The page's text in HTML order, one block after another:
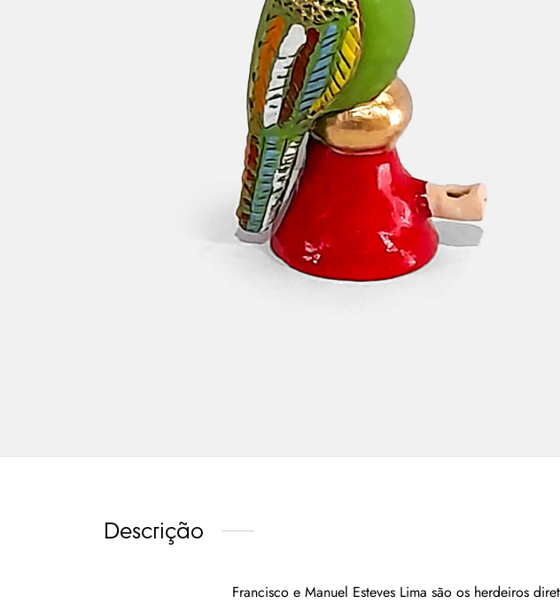
Descrição
Francisco e Manuel Esteves Lima são os herdeiros